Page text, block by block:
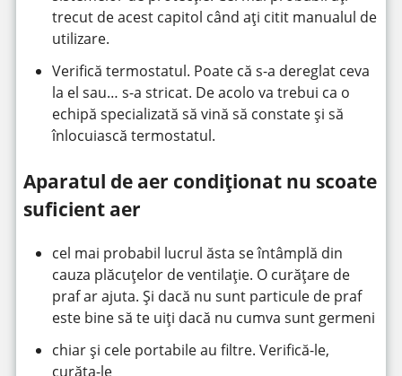
trecut de acest capitol când ați citit manualul de
utilizare.
Verifică termostatul. Poate că s-a dereglat ceva
la el sau… s-a stricat. De acolo va trebui ca o
echipă specializată să vină să constate și să
înlocuiască termostatul.
Aparatul de aer condiționat nu scoate
suficient aer
cel mai probabil lucrul ăsta se întâmplă din
cauza plăcuțelor de ventilație. O curățare de
praf ar ajuta. Și dacă nu sunt particule de praf
este bine să te uiți dacă nu cumva sunt germeni
chiar și cele portabile au filtre. Verifică-le,
curăța-le